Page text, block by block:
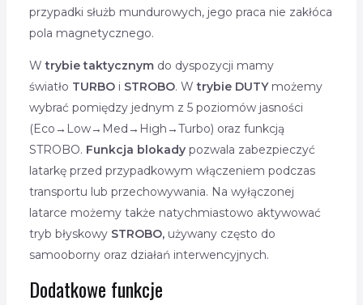
przypadki służb mundurowych, jego praca nie zakłóca
pola magnetycznego.
Wtrybie taktycznymdo dyspozycji mamy
światło TURBOi STROBO. Wtrybie DUTY możemy
wybrać pomiędzy jednym z 5 poziomów jasności
(Eco→Low→Med→High→Turbo) oraz funkcją
STROBO. Funkcja blokady pozwala zabezpieczyć
latarkę przed przypadkowym włączeniem podczas
transportu lub przechowywania. Na wyłączonej
latarce możemy także natychmiastowo aktywować
tryb błyskowySTROBO, używany często do
samooborny oraz działań interwencyjnych.
Dodatkowe funkcje